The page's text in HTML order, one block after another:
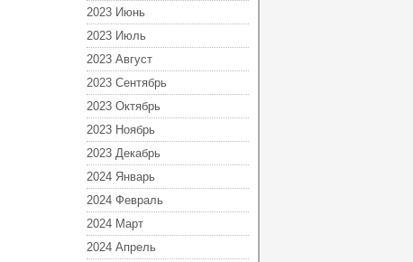
2023 Июнь
2023 Июль
2023 Август
2023 Сентябрь
2023 Октябрь
2023 Ноябрь
2023 Декабрь
2024 Январь
2024 Февраль
2024 Март
2024 Апрель